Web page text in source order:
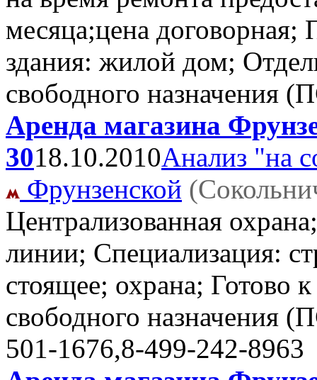
месяца;цена договорная;
здания: жилой дом;
свободного назначения
Аренда магазина
3018.10.2010Анализ "на
Фрунзенской
Централизованная
линии; Специализация:
стоящее; охрана; Готово
свободного назначения
501-1676,8-499-242-8963